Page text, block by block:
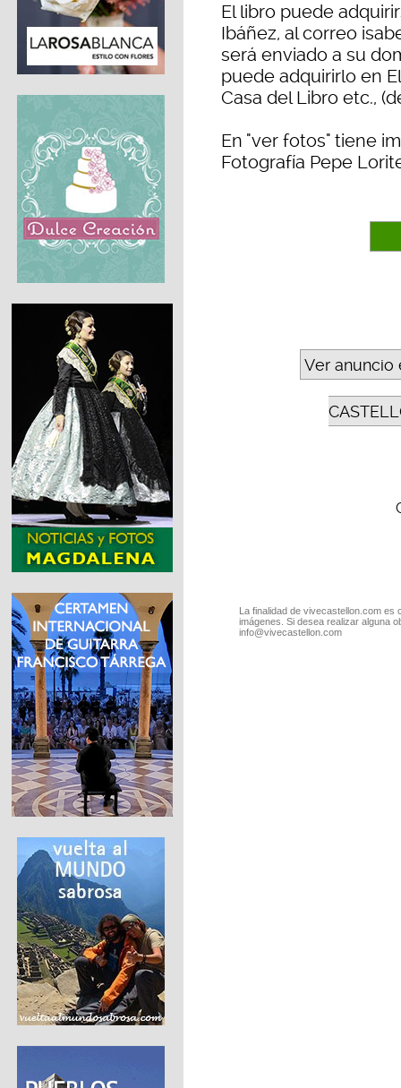
El libro puede
Ibáñez, al correo
será enviado a su
puede adquirirlo en
Casa del Libro etc.,
En "ver fotos" tiene
Fotografía Pepe
Ver anuncio
La finalidad de vivecastellon.com
imágenes. Si desea realizar alguna
info@vivecastellon.com